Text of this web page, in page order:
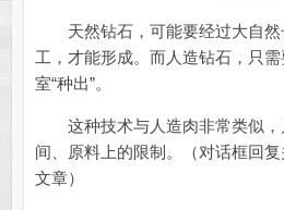
天然钻石，可能要经过大自然
工，才能形成。而人造钻石，只
室“种出”。
这种技术与人造肉非常类似，
间、原料上的限制。（对话框回复
文章）